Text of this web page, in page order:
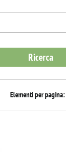
Elementi per pagina: